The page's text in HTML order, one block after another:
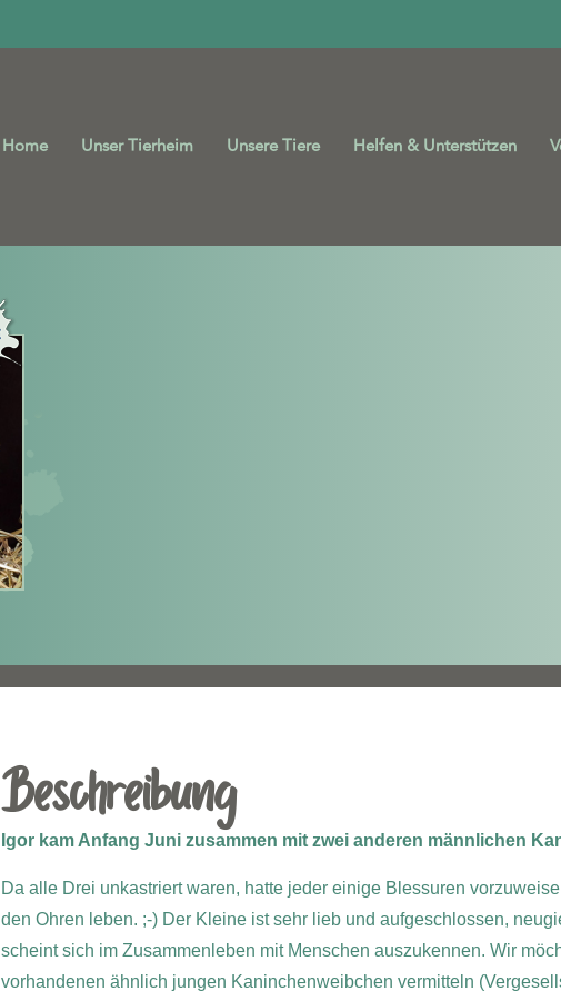
Home Unser Tierheim Unsere Tiere Helfen & Unterstützen
Beschreibung
Igor kam Anfang Juni zusammen mit zwei anderen männlichen
Da alle Drei unkastriert waren, hatte jeder einige Blessuren
den Ohren leben. ;-) Der Kleine ist sehr lieb und aufgeschlossen,
scheint sich im Zusammenleben mit Menschen auszukennen. Wir
vorhandenen ähnlich jungen Kaninchenweibchen vermitteln